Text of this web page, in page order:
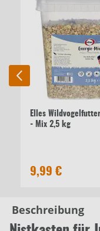
Elles
- Mix 2,5 kg
9,99 €
Beschreibung